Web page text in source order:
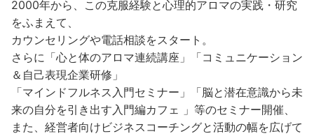
2000年から、この克服経験と心理的アロマの実践・研究
をふまえて、
カウンセリングや電話相談をスタート。
さらに「心と体のアロマ連続講座」「コミュニケーション
＆自己表現企業研修」
「マインドフルネス入門セミナー」「脳と潜在意識から未
来の自分を引き出す入門編カフェ 」等のセミナー開催、
また、経営者向けビジネスコーチングと活動の幅を広げて